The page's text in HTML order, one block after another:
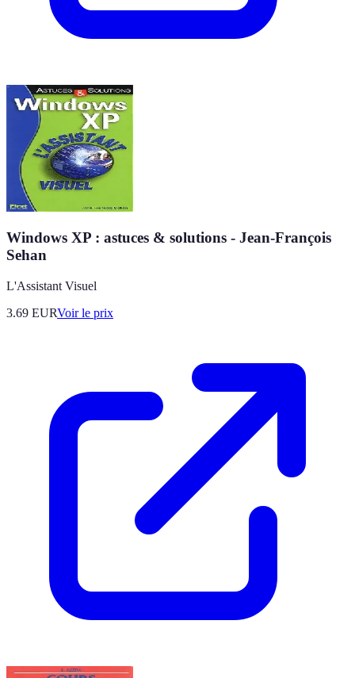
Windows XP : astuces & solutions - Jean-François
Sehan
L'Assistant Visuel
3.69 EURVoir le prix